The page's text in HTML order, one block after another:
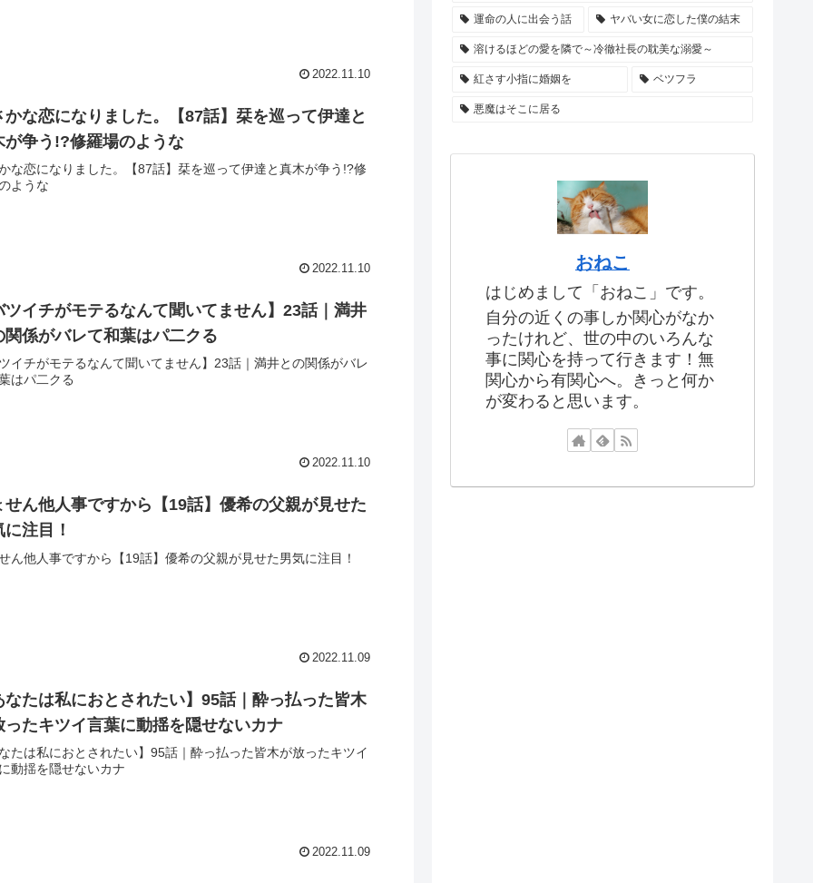
2022.11.10
かな恋になりました。【87話】栞を巡って伊達と
が争う!?修羅場のような
な恋になりました。【87話】栞を巡って伊達と真木が争う!?修
ような
2022.11.10
ツイチがモテるなんて聞いてません】23話｜満井
関係がバレて和葉はパ二クる
イチがモテるなんて聞いてません】23話｜満井との関係がバレ
はパ二クる
2022.11.10
せん他人事ですから【19話】優希の父親が見せた
に注目！
ん他人事ですから【19話】優希の父親が見せた男気に注目！
2022.11.09
なたは私におとされたい】95話｜酔っ払った皆木
ったキツイ言葉に動揺を隠せないカナ
たは私におとされたい】95話｜酔っ払った皆木が放ったキツイ
動揺を隠せないカナ
2022.11.09
運命の人に出会う話 ヤバい女に恋した僕の結末
溶けるほどの愛を隣で～冷徹社長の耽美な溺愛～
紅さす小指に婚姻を ベツフラ
悪魔はそこに居る
おねこ
はじめまして「おねこ」です。
自分の近くの事しか関心がなか
ったけれど、世の中のいろんな
事に関心を持って行きます！無
関心から有関心へ。きっと何か
が変わると思います。